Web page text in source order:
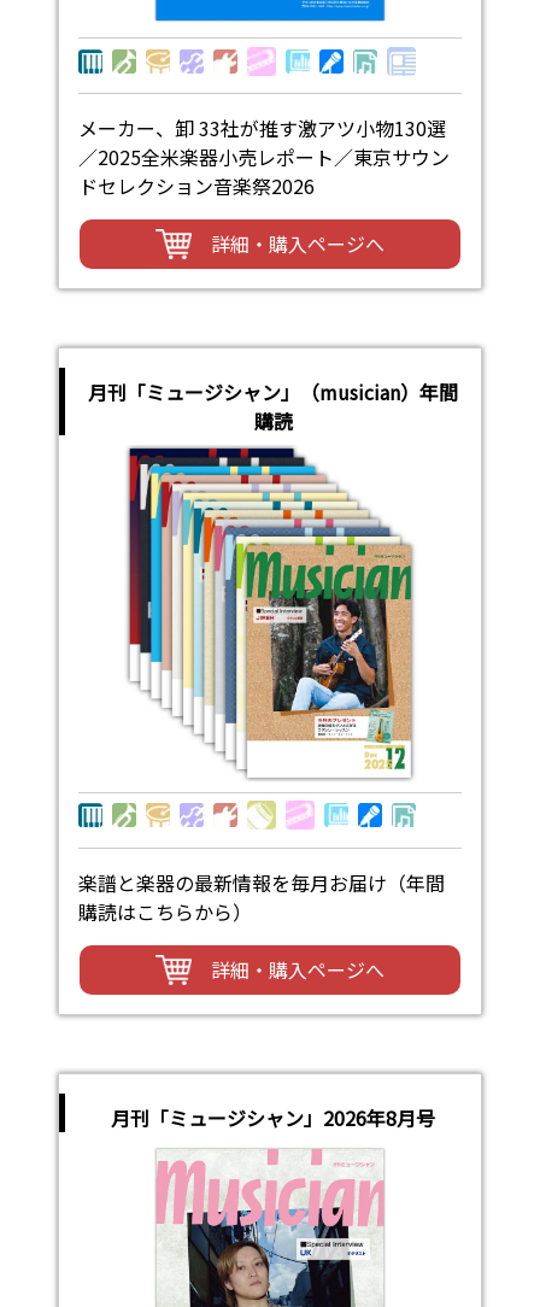
メーカー、卸 33社が推す激アツ小物130選
／2025全米楽器小売レポート／東京サウン
ドセレクション音楽祭2026
詳細・購入ページへ
月刊「ミュージシャン」（musician）年間
購読
楽譜と楽器の最新情報を毎月お届け（年間
購読はこちらから）
詳細・購入ページへ
月刊「ミュージシャン」2026年8月号